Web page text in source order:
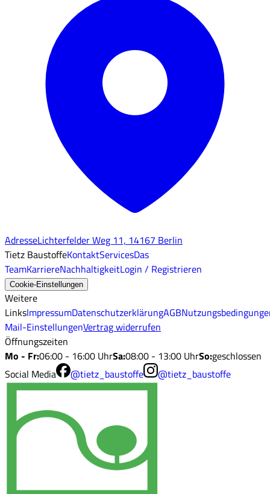
AdresseLichterfelder Weg 11, 14167 Berlin
Tietz BaustoffeKontaktServicesDas
TeamKarriereNachhaltigkeitLogin / Registrieren
Cookie-Einstellungen
Weitere
LinksImpressumDatenschutzerklärungAGB
Mail-EinstellungenVertrag widerrufen
Öffnungszeiten
Mo - Fr:06:00 - 16:00 UhrSa:08:00 - 13:00 UhrSo:geschlossen
Social Media
@tietz_baustoffe @tietz_baustoffe